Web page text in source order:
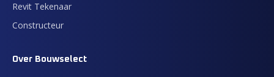
Revit Tekenaar
Constructeur
Over Bouwselect